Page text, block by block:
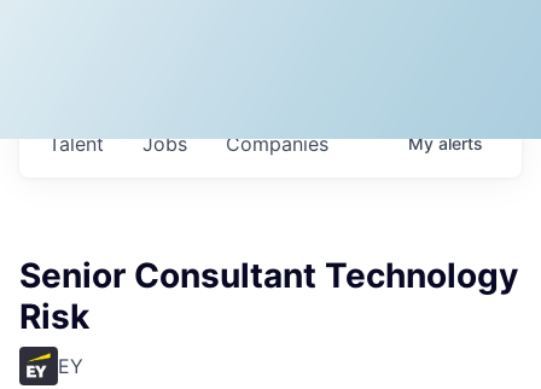
Jobs Companies
Talent Myalerts
Senior Consultant Technology
Risk
EY